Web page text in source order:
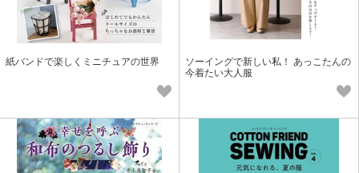
紙バンドで楽しくミニチュアの世界
ソーイングで新しい私！ あっこたんの
今着たい大人服